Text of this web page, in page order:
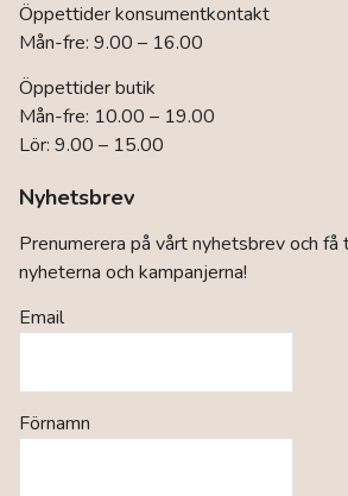
Öppettider konsumentkontakt
Mån-fre: 9.00 – 16.00
Öppettider butik
Mån-fre: 10.00 – 19.00
Lör: 9.00 – 15.00
Nyhetsbrev
Prenumerera på vårt nyhetsbrev och
nyheterna och kampanjerna!
Email
Förnamn